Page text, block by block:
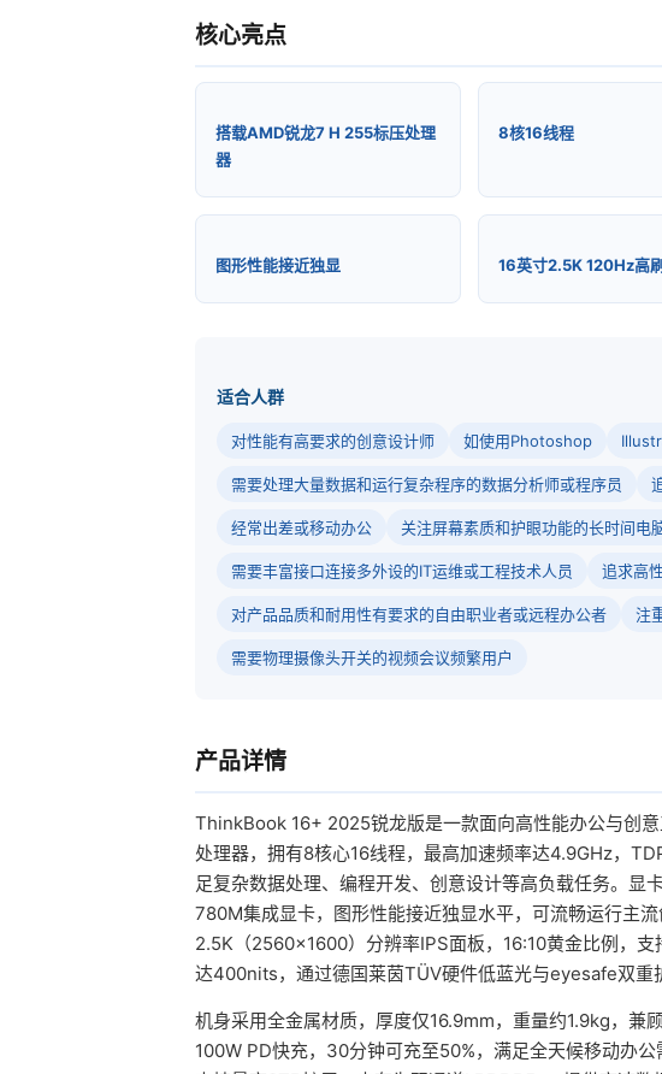
核心亮点
搭载AMD锐龙7 H 255标压处理
器
8核16线程
图形性能接近独显 16英寸2.5K 120Hz高
适合人群
对性能有高要求的创意设计师 如使用Photoshop
需要处理大量数据和运行复杂程序的数据分析师或程序员
经常出差或移动办公 关注屏幕素质和护眼功能的长时间电
需要丰富接口连接多外设的IT运维或工程技术人员 追求高
对产品品质和耐用性有要求的自由职业者或远程办公者 注
需要物理摄像头开关的视频会议频繁用户
产品详情
ThinkBook 16+ 2025锐龙版是一款面向高性能办公与创
处理器，拥有8核心16线程，最高加速频率达4.9GHz，
足复杂数据处理、编程开发、创意设计等高负载任务。显
780M集成显卡，图形性能接近独显水平，可流畅运行主
2.5K（2560x1600）分辨率IPS面板，16:10黄金比例，
达400nits，通过德国莱茵TÜV硬件低蓝光与eyesafe双重
机身采用全金属材质，厚度仅16.9mm，重量约1.9kg，兼
100W PD快充，30分钟可充至50%，满足全天候移动办